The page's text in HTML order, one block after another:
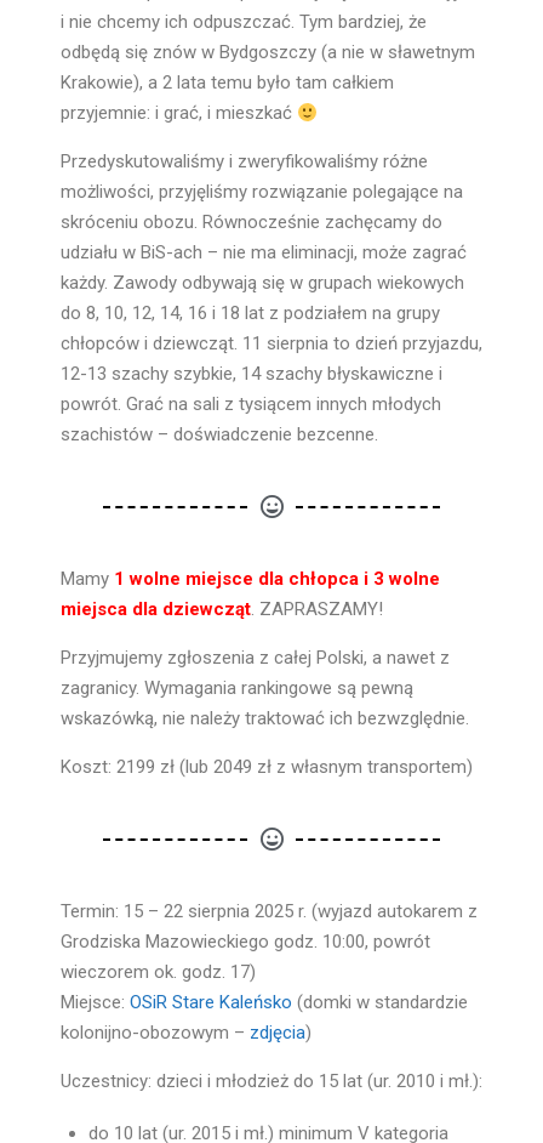
i nie chcemy ich odpuszczać. Tym bardziej, że
odbędą się znów w Bydgoszczy (a nie w sławetnym
Krakowie), a 2 lata temu było tam całkiem
przyjemnie: i grać, i mieszkać
Przedyskutowaliśmy i zweryfikowaliśmy różne
możliwości, przyjęliśmy rozwiązanie polegające na
skróceniu obozu. Równocześnie zachęcamy do
udziału w BiS-ach – nie ma eliminacji, może zagrać
każdy. Zawody odbywają się w grupach wiekowych
do 8, 10, 12, 14, 16 i 18 lat z podziałem na grupy
chłopców i dziewcząt. 11 sierpnia to dzień przyjazdu,
12-13 szachy szybkie, 14 szachy błyskawiczne i
powrót. Grać na sali z tysiącem innych młodych
szachistów – doświadczenie bezcenne.
Mamy 1 wolne miejsce dla chłopca i 3 wolne
miejsca dla dziewcząt. ZAPRASZAMY!
Przyjmujemy zgłoszenia z całej Polski, a nawet z
zagranicy. Wymagania rankingowe są pewną
wskazówką, nie należy traktować ich bezwzględnie.
Koszt: 2199 zł (lub 2049 zł z własnym transportem)
Termin: 15 – 22 sierpnia 2025 r. (wyjazd autokarem z
Grodziska Mazowieckiego godz. 10:00, powrót
wieczorem ok. godz. 17)
Miejsce: OSiR Stare Kaleńsko (domki w standardzie
kolonijno-obozowym – zdjęcia)
Uczestnicy: dzieci i młodzież do 15 lat (ur. 2010 i mł.):
do 10 lat (ur. 2015 i mł.) minimum V kategoria